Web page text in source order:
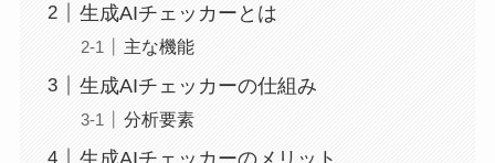
生成AIチェッカーとは
主な機能
生成AIチェッカーの仕組み
分析要素
生成AIチェッカーのメリット